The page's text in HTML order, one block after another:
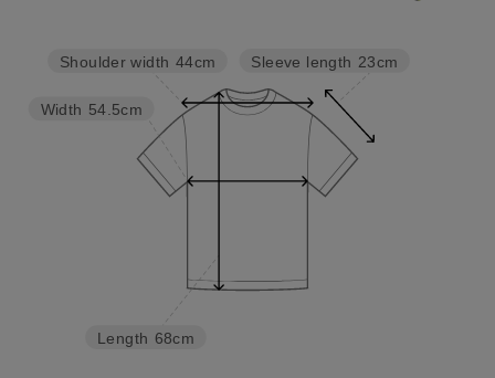
Sleeve length 23cm
Length 68cm
Width 54.5cm
Shoulder width 44cm